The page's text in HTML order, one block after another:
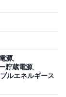
源
貯蔵電源
ルエネルギース